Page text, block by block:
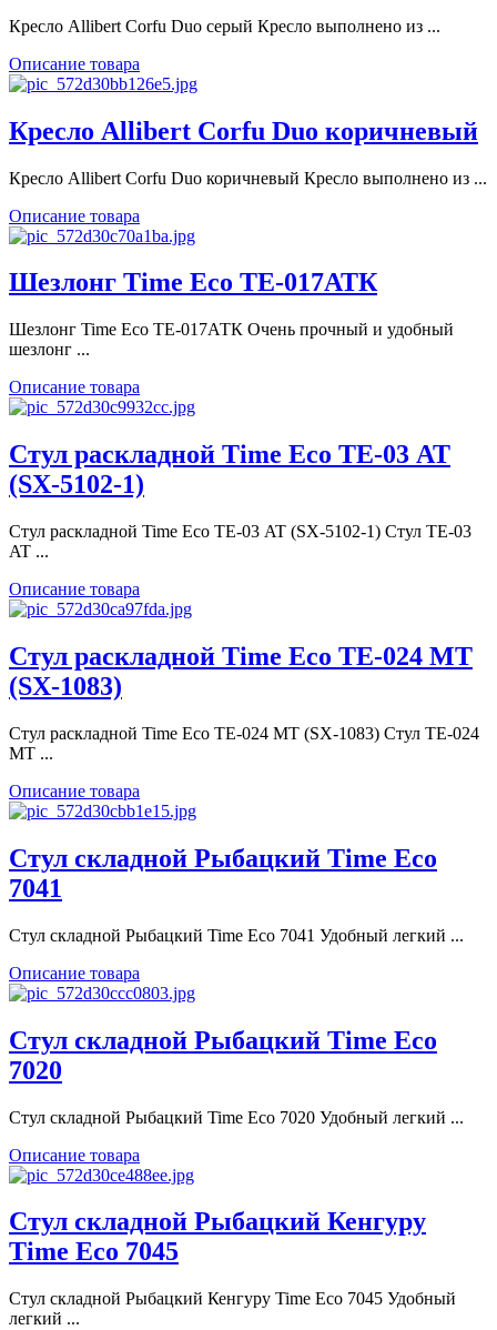
Кресло Allibert Corfu Duo серый Кресло выполнено из ...
Описание товара
Кресло Allibert Corfu Duo коричневый
Кресло Allibert Corfu Duo коричневый Кресло выполнено из ...
Описание товара
Шезлонг Time Eco ТЕ-017АТК
Шезлонг Time Eco ТЕ-017АТК Очень прочный и удобный
шезлонг ...
Описание товара
Стул раскладной Time Eco ТЕ-03 AT
(SX-5102-1)
Стул раскладной Time Eco ТЕ-03 AT (SX-5102-1) Стул ТЕ-03
AT ...
Описание товара
Стул раскладной Time Eco ТЕ-024 MT
(SX-1083)
Стул раскладной Time Eco ТЕ-024 MT (SX-1083) Стул ТЕ-024
MT ...
Описание товара
Стул складной Рыбацкий Time Eco
7041
Стул складной Рыбацкий Time Eco 7041 Удобный легкий ...
Описание товара
Стул складной Рыбацкий Time Eco
7020
Стул складной Рыбацкий Time Eco 7020 Удобный легкий ...
Описание товара
Стул складной Рыбацкий Кенгуру
Time Eco 7045
Стул складной Рыбацкий Кенгуру Time Eco 7045 Удобный
легкий ...